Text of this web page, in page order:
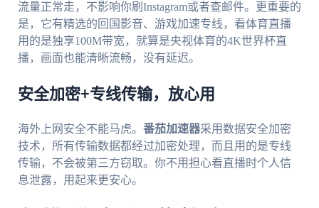
流量正常走，不影响你刷Instagram或者查邮件。更重要的
是，它有精选的回国影音、游戏加速专线，看体育直播
用的是独享100M带宽，就算是央视体育的4K世界杯直
播，画面也能清晰流畅，没有延迟。
安全加密+专线传输，放心用
海外上网安全不能马虎。 番茄加速器采用数据安全加密
技术，所有传输数据都经过加密处理，而且用的是专线
传输，不会被第三方窃取。你不用担心看直播时个人信
息泄露，用起来更安心。